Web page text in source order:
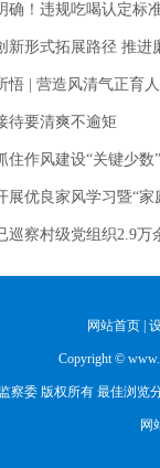
确！违规吃喝认定标
新形式拓展路径 推进
悟 | 营造风清气正育
待要清爽不逾矩
住作风建设“关键少数”
展优良家风学习暨“
巡察村级党组织2.9
网站首页
Copyright ©
察委 版权所有 最佳浏览
网